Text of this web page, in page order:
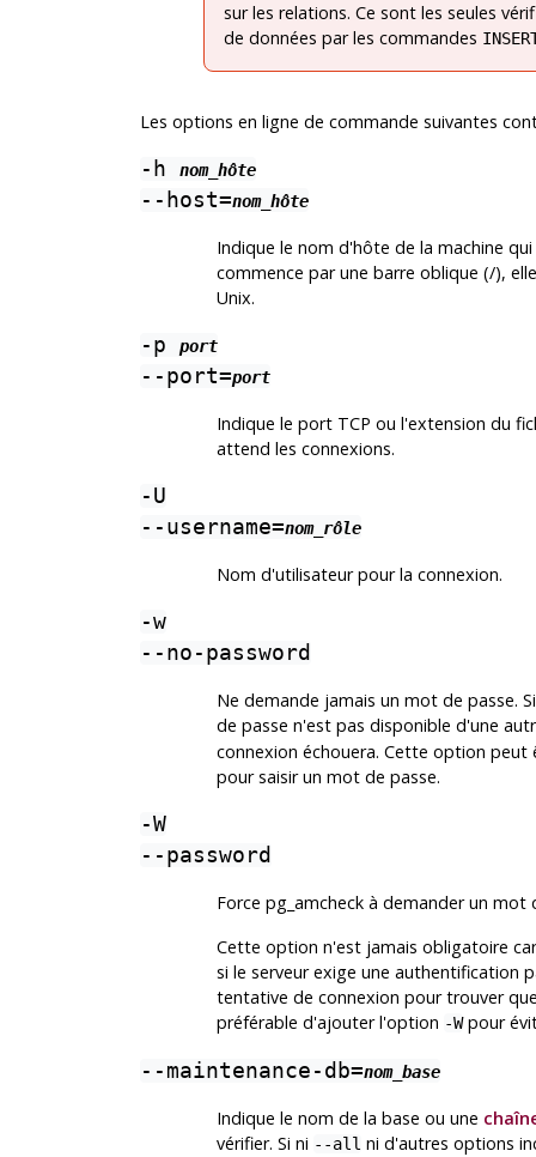
sur les relations. Ce sont les seules
de données par les commandes
Les options en ligne de commande suivantes
-h nom_hôte
--host=nom_hôte
Indique le nom d'hôte de la machine
commence par une barre oblique (/),
Unix.
-p port
--port=port
Indique le port TCP ou l'extension du
attend les connexions.
-U
--username=nom_rôle
Nom d'utilisateur pour la connexion.
-w
--no-password
Ne demande jamais un mot de passe.
de passe n'est pas disponible d'une
connexion échouera. Cette option
pour saisir un mot de passe.
-W
--password
Force pg_amcheckà demander un mot
Cette option n'est jamais obligatoire
si le serveur exige une authentification
tentative de connexion pour trouver
préférable d'ajouter l'option -Wpour
--maintenance-db=nom_base
Indique le nom de la base ou une
vérifier. Si ni --all ni d'autres options